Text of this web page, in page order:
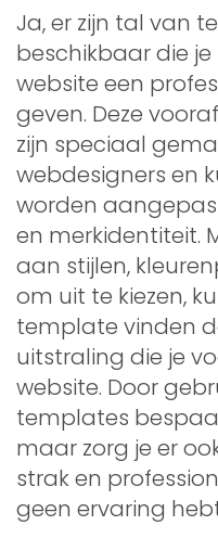
Ja, er zijn tal van
beschikbaar die
website een
geven. Deze
zijn speciaal
webdesigners en
worden
en merkidentiteit.
aan stijlen,
om uit te kiezen,
template vinden
uitstraling die je
website. Door
templates
maar zorg je er
strak en
geen ervaring